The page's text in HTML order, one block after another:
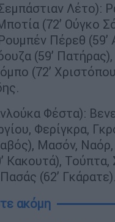
Λέτο):
(72’ Ούγκο
Πέρεθ (59’
(59’ Πατήρας),
(72’
Φέστα):
Φερίγκρα,
Μασόν,
Κακουτά), Τούπτα,
(62’ Γκάρατε).
ακόμη